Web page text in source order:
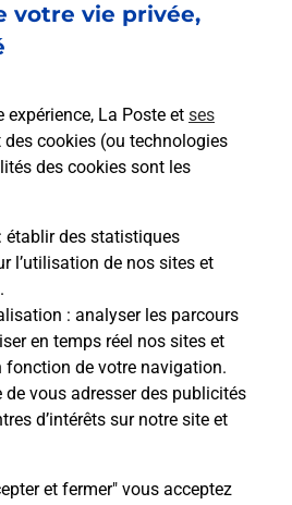
votre vie privée,
expérience, La Poste et ses
cookies (ou technologies
des cookies sont les
: établir des statistiques
l’utilisation de nos sites et
: analyser les parcours
en temps réel nos sites et
de votre navigation.
de vous adresser des publicités
d’intérêts sur notre site et
et fermer" vous acceptez
24
autre point de contact
posées
La Poste Mobile ?
garder mon
gratuitement ?